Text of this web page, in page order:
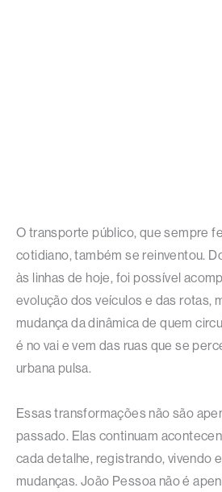
O transporte público, que sempre
cotidiano, também se reinventou.
às linhas de hoje, foi possível
evolução dos veículos e das rotas,
mudança da dinâmica de quem
é no vai e vem das ruas que se
urbana pulsa.
Essas transformações não são
passado. Elas continuam
cada detalhe, registrando, vivendo
mudanças. João Pessoa não é